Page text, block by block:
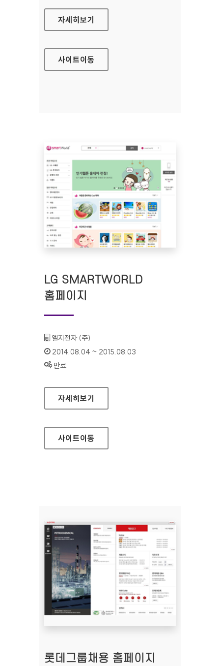
대구시설관리공단 이동지원센터 홈페이지
자세히보기
사이트이동
LG SMARTWORLD
홈페이지
기관명 :
엘지전자 (주)
인증기간 :
2014.08.04 ~ 2015.08.03
상태 :
만료
LG SMARTWORLD 홈페이지
자세히보기
사이트이동
롯데그룹채용 홈페이지